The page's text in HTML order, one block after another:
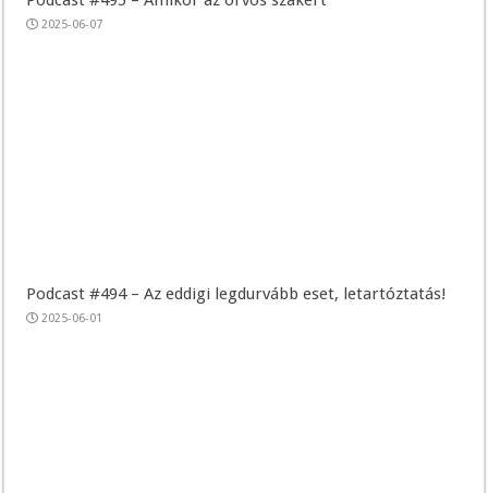
2025-06-07
Podcast #494 – Az eddigi legdurvább eset, letartóztatás!
2025-06-01